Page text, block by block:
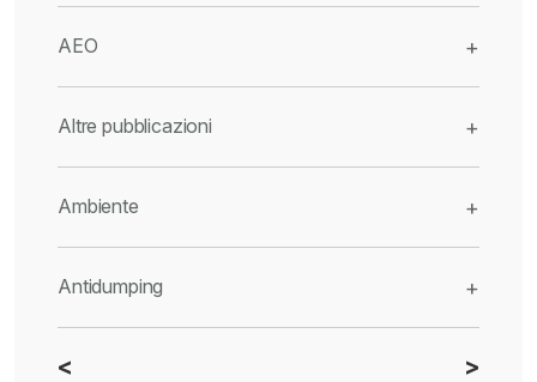
AEO +
Altre pubblicazioni +
Ambiente +
Antidumping +
CBAM +
< >